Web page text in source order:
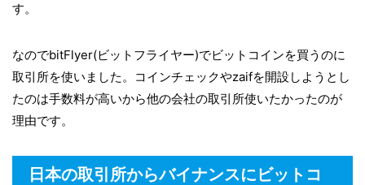
す。
なのでbitFlyer(ビットフライヤー)でビットコインを買うのに
取引所を使いました。コインチェックやzaifを開設しようとし
たのは手数料が高いから他の会社の取引所使いたかったのが
理由です。
日本の取引所からバイナンスにビットコ